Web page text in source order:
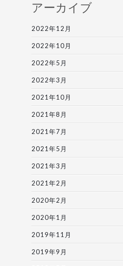
アーカイブ
2022年12月
2022年10月
2022年5月
2022年3月
2021年10月
2021年8月
2021年7月
2021年5月
2021年3月
2021年2月
2020年2月
2020年1月
2019年11月
2019年9月